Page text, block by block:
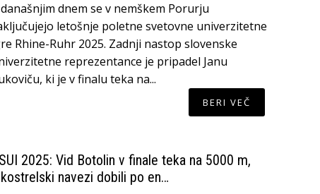
dnem se v nemškem Porurju
letošnje poletne svetovne univerzitetne
Rhine-Ruhr 2025. Zadnji nastop slovenske
reprezentance je pripadel Janu
ki je v finalu teka na...
BERI VEČ
2025: Vid Botolin v finale teka na 5000 m,
navezi dobili po en…